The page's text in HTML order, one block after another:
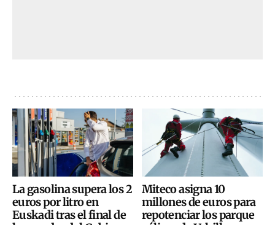
La gasolina supera los 2
euros por litro en
Euskadi tras el final de
Miteco asigna 10
millones de euros para
repotenciar los parque